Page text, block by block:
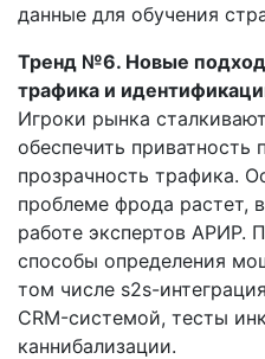
данные для обучения
Тренд №6. Новые
трафика и
Игроки рынка
обеспечить приватность
прозрачность трафика.
проблеме фрода растет,
работе экспертов АРИР.
способы определения
том числе s2s-
CRM-системой, тесты
каннибализации.